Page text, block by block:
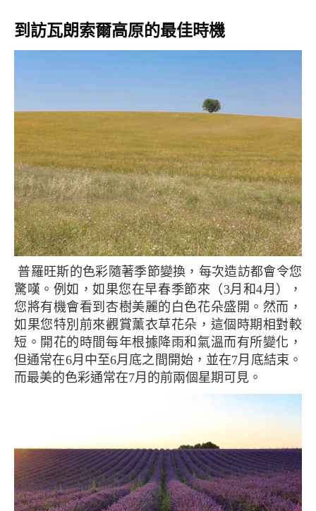
到訪瓦朗索爾高原的最佳時機
普羅旺斯的色彩隨著季節變換，每次造訪都會令您
驚嘆。例如，如果您在早春季節來（3月和4月），
您將有機會看到杏樹美麗的白色花朵盛開。然而，
如果您特別前來觀賞薰衣草花朵，這個時期相對較
短。開花的時間每年根據降雨和氣溫而有所變化，
但通常在6月中至6月底之間開始，並在7月底結束。
而最美的色彩通常在7月的前兩個星期可見。